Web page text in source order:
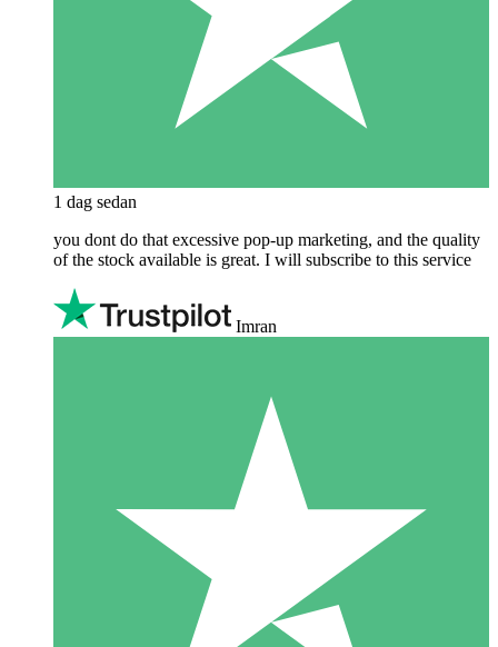
1 dag sedan
you dont do that excessive pop-up marketing, and the quality
of the stock available is great. I will subscribe to this service
Imran